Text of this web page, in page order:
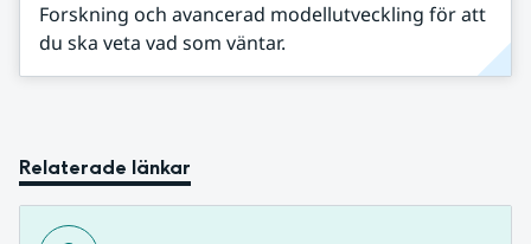
Forskning och avancerad modellutveckling för att
du ska veta vad som väntar.
Relaterade länkar